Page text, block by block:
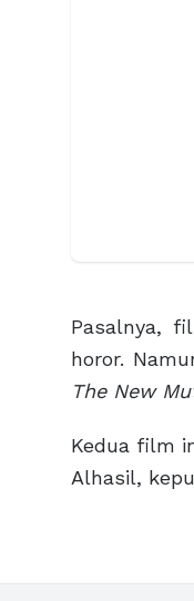
Pasalnya,
horor.
The New
Kedua film
Alhasil,